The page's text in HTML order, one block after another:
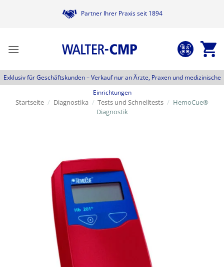
Partner Ihrer Praxis seit 1894
Exklusiv für Geschäftskunden –Verkauf nur an Ärzte, Praxen und medizinische
Einrichtungen
Startseite / Diagnostika / Tests und Schnelltests / HemoCue®
Diagnostik